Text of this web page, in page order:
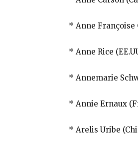
* Anne Françoise
* Anne Rice
* Annemarie
* Annie Ernaux
* Arelis Uribe